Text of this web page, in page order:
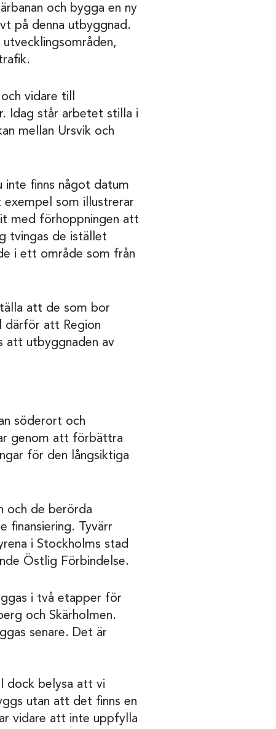
och bygga en ny
på denna utbyggnad.
vidare till
Idag står arbetet stilla i
mellan Ursvik och
inte finns något datum
som illustrerar
med förhoppningen att
tvingas de istället
i ett område som från
att de som bor
därför att Region
att utbyggnaden av
söderort och
genom att förbättra
för den långsiktiga
och de berörda
finansiering. Tyvärr
i Stockholms stad
Östlig Förbindelse.
i två etapper för
och Skärholmen.
senare. Det är
dock belysa att vi
utan att det finns en
vidare att inte uppfylla